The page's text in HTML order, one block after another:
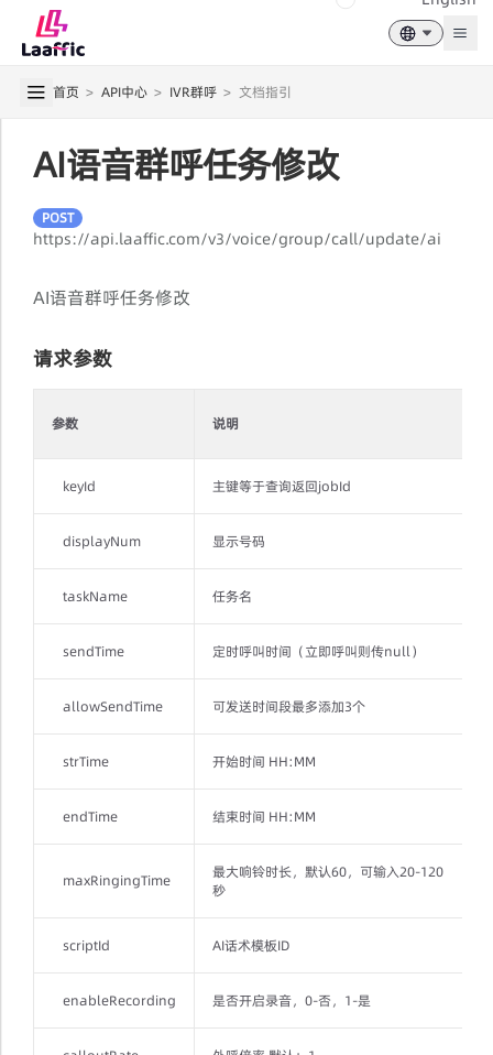
首页 > API中心 > IVR群呼 > 文档指引
AI语音群呼任务修改
POST
https://api.laaffic.com/v3/voice/group/call/update/ai
AI语音群呼任务修改
请求参数
参数 说明
keyId 主键等于查询返回jobId
displayNum 显示号码
taskName 任务名
sendTime 定时呼叫时间（立即呼叫则传null）
allowSendTime 可发送时间段最多添加3个
strTime 开始时间 HH:MM
endTime 结束时间 HH:MM
maxRingingTime
最大响铃时长，默认60，可输入20-120
秒
scriptId AI话术模板ID
enableRecording 是否开启录音，0-否，1-是